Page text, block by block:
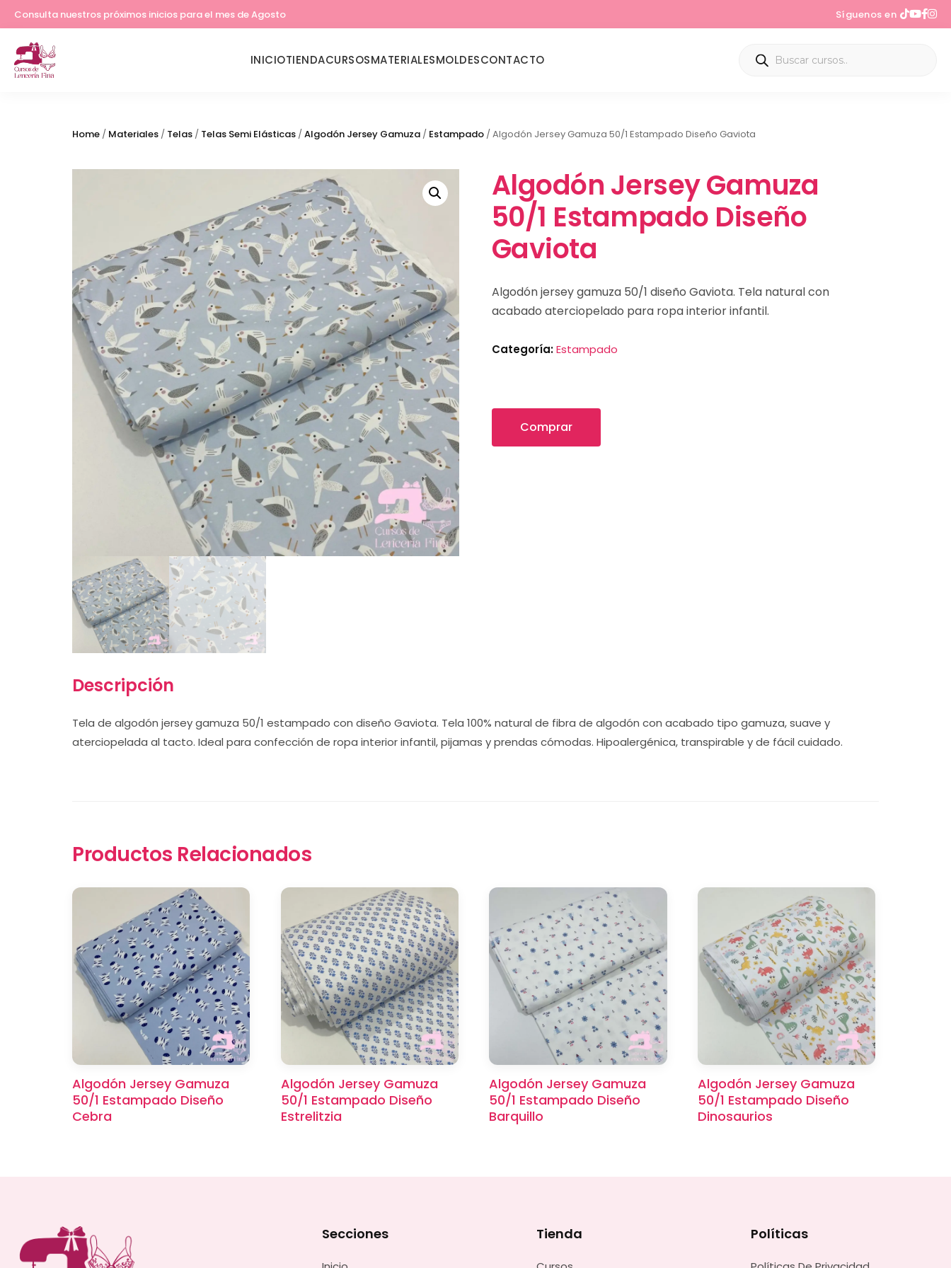
Lleva tu costura a otro nivel Síguenos en
INICIOTIENDACURSOSMATERIALESMOLDESCONTACTO
Home / Materiales / Telas / Telas Semi Elásticas /Algodón Jersey Gamuza / Estampado / Algodón Jersey Gamuza 50/1 Estampado Diseño Gaviota
Algodón Jersey Gamuza
50/1 Estampado Diseño
Gaviota
Algodón jersey gamuza 50/1 diseño Gaviota. Tela natural con
acabado aterciopelado para ropa interior infantil.
Categoría:Estampado
Comprar
Descripción
Tela de algodón jersey gamuza 50/1 estampado con diseño Gaviota. Tela 100% natural de fibra de algodón con acabado tipo gamuza, suave y
aterciopelada al tacto. Ideal para confección de ropa interior infantil, pijamas y prendas cómodas. Hipoalergénica, transpirable y de fácil cuidado.
Productos Relacionados
Algodón Jersey Gamuza
50/1 Estampado Diseño
Cebra
Algodón Jersey Gamuza
50/1 Estampado Diseño
Estrelitzia
Algodón Jersey Gamuza
50/1 Estampado Diseño
Barquillo
Algodón Jersey Gamuza
50/1 Estampado Diseño
Dinosaurios
Secciones Tienda Políticas